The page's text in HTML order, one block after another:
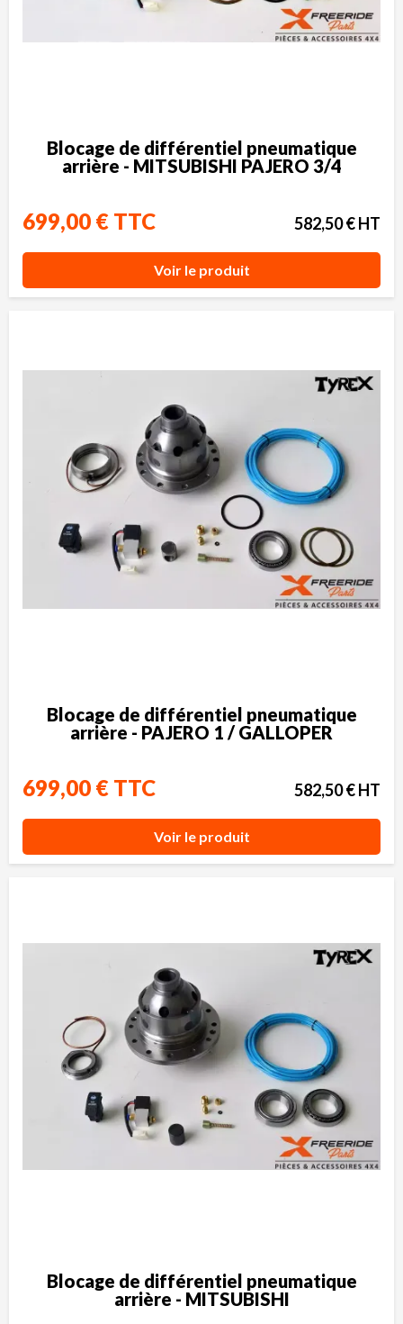
Blocage de différentiel pneumatique
arrière - MITSUBISHI PAJERO 3/4
699,00 € TTC 582,50 € HT
Voir le produit
Blocage de différentiel pneumatique
arrière - PAJERO 1 / GALLOPER
699,00 € TTC 582,50 € HT
Voir le produit
Blocage de différentiel pneumatique
arrière - MITSUBISHI